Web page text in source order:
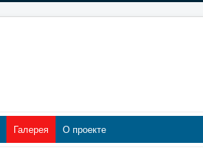
Галерея О проекте